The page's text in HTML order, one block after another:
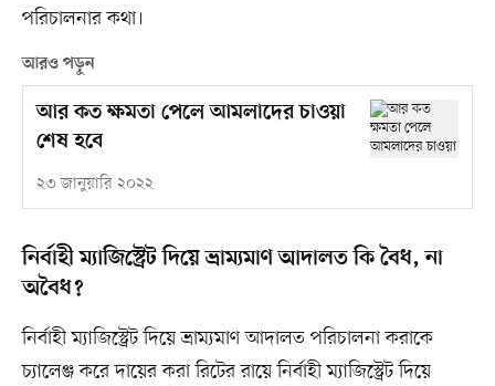
পরিচালনার কথা।
আরও পড়ুন
আর কত ক্ষমতা পেলে আমলাদের চাওয়া
শেষ হবে
২৩ জানুয়ারি ২০২২
নির্বাহী ম্যাজিস্ট্রেট দিয়ে ভ্রাম্যমাণ আদালত কি বৈধ, না
অবৈধ?
নির্বাহী ম্যাজিস্ট্রেট দিয়ে ভ্রাম্যমাণ আদালত পরিচালনা করাকে
চ্যালেঞ্জ করে দায়ের করা রিটের রায়ে নির্বাহী ম্যাজিস্ট্রেট দিয়ে